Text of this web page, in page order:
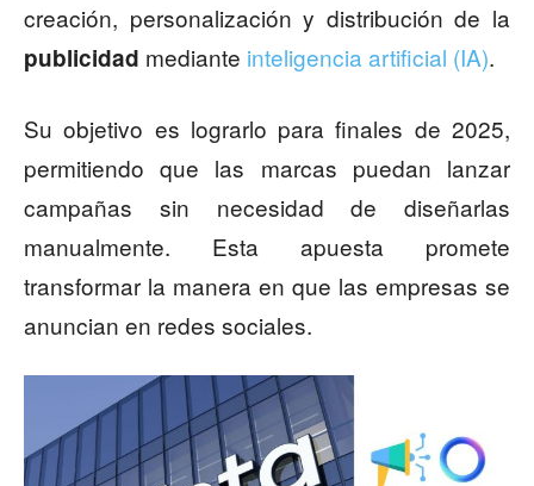
creación, personalización y distribución de la
publicidad mediante inteligencia artificial (IA).
Su objetivo es lograrlo para finales de 2025,
permitiendo que las marcas puedan lanzar
campañas sin necesidad de diseñarlas
manualmente. Esta apuesta promete
transformar la manera en que las empresas se
anuncian en redes sociales.